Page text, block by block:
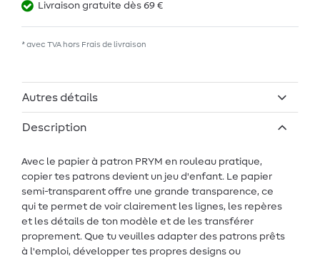
Livraison gratuite dès 69 €
* avec TVA hors Frais de livraison
Autres détails
Description
Avec le papier à patron PRYM en rouleau pratique,
copier tes patrons devient un jeu d'enfant. Le papier
semi-transparent offre une grande transparence, ce
qui te permet de voir clairement les lignes, les repères
et les détails de ton modèle et de les transférer
proprement. Que tu veuilles adapter des patrons prêts
à l'emploi, développer tes propres designs ou